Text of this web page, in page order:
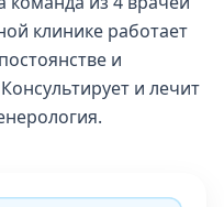
клинике работает
и
и лечит